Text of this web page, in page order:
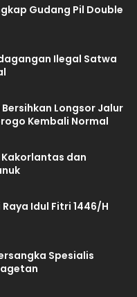
Gudang Pil Double
Ilegal Satwa
Longsor Jalur
Kembali Normal
Kakorlantas dan
Idul Fitri 1446/H
Spesialis